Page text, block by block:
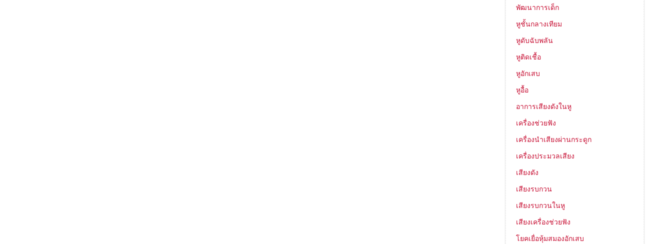
พัฒนาการเด็ก
หูชั้นกลางเทียม
หูดับฉับพลัน
หูติดเชื้อ
หูอักเสบ
หูอื้อ
อาการเสียงดังในหู
เครื่องช่วยฟัง
เครื่องนำเสียงผ่านกระดูก
เครื่องประมวลเสียง
เสียงดัง
เสียงรบกวน
เสียงรบกวนในหู
เสียงเครื่องช่วยฟัง
โยคเยื่อหุ้มสมองอักเสบ